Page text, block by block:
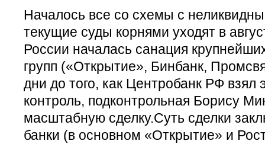
Началось все со схемы с
текущие суды корнями уходят в
России началась санация
групп («Открытие», Бинбанк,
дни до того, как Центробанк РФ взял
контроль, подконтрольная Борису
масштабную сделку.Суть сделки
банки (в основном «Открытие» и